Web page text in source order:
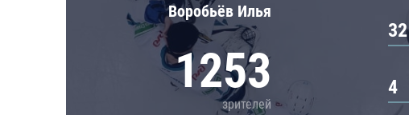
Воробьёв Илья
1253
зрителей
32
4